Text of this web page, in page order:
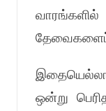
தேவைகளைப்
ஒன்று